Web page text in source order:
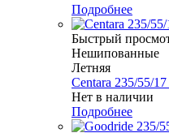
Подробнее
Быстрый
Нешипованные
Летняя
Centara 235/55/
Нет в наличии
Подробнее